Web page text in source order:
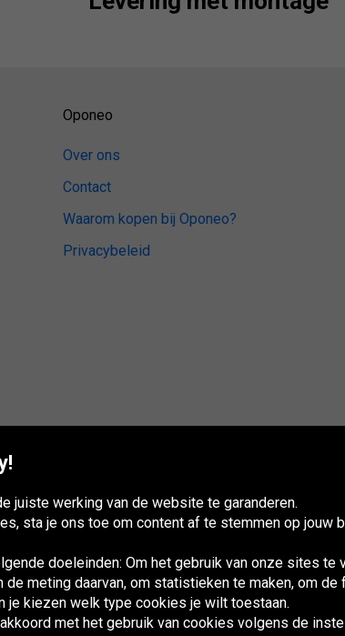
Oponeo
Over ons
Contact
Waarom kopen bij Oponeo?
Privacybeleid
France Italia MagyarországNederland Österreich
juiste werking van de website te garanderen.
sta je ons toe om content af te stemmen op jouw
doeleinden: Om het gebruik van onze sites
de meting daarvan, om statistieken te maken, om
je kiezen welk type cookies je wilt toestaan.
met het gebruik van cookies volgens de